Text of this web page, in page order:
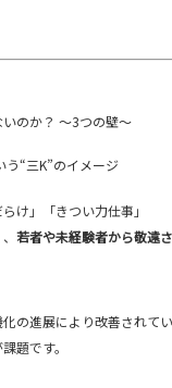
のか？ ～3つの壁～
“三K”のイメージ
け」「きつい力仕事」
若者や未経験者から敬遠
の進展により改善されてい
題です。